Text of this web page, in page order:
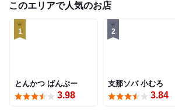
このエリアで人気のお店
1
とんかつ ばんぶー
3.98
2
支那ソバ 小むろ
3.84